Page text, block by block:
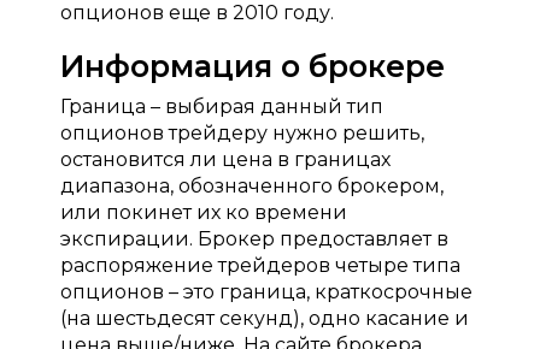
опционов еще в 2010 году.
Информация о брокере
Граница – выбирая данный тип
опционов трейдеру нужно решить,
остановится ли цена в границах
диапазона, обозначенного брокером,
или покинет их ко времени
экспирации. Брокер предоставляет в
распоряжение трейдеров четыре типа
опционов – это граница, краткосрочные
(на шестьдесят секунд), одно касание и